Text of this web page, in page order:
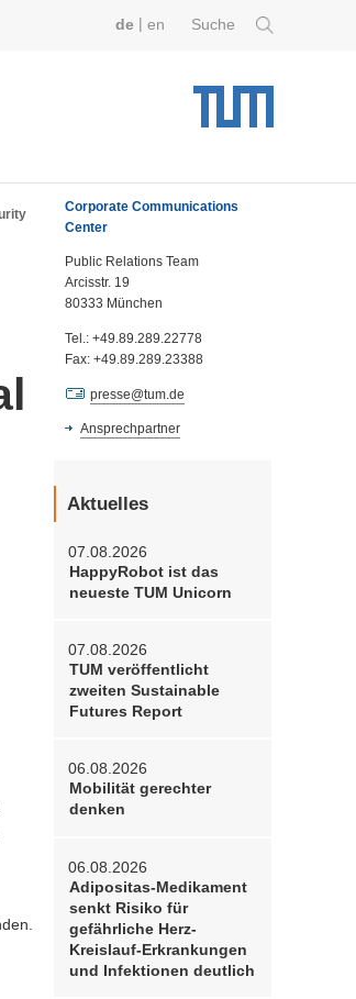
Suche
de en
Corporate Communications
Center
Public Relations Team
Arcisstr. 19
80333 München
Tel.: +49.89.289.22778
Fax: +49.89.289.23388
presse@tum.de
Ansprechpartner
Aktuelles
07.08.2026
HappyRobot ist das
neueste TUM Unicorn
07.08.2026
TUM veröffentlicht
zweiten Sustainable
Futures Report
06.08.2026
Mobilität gerechter
denken
06.08.2026
Adipositas-Medikament
senkt Risiko für
gefährliche Herz-
Kreislauf-Erkrankungen
und Infektionen deutlich